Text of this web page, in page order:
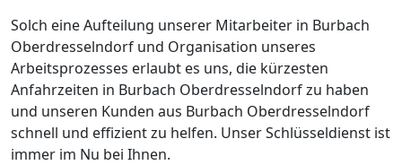
Solch eine Aufteilung unserer Mitarbeiter in Burbach
Oberdresselndorf und Organisation unseres
Arbeitsprozesses erlaubt es uns, die kürzesten
Anfahrzeiten in Burbach Oberdresselndorf zu haben
und unseren Kunden aus Burbach Oberdresselndorf
schnell und effizient zu helfen. Unser Schlüsseldienst ist
immer im Nu bei Ihnen.